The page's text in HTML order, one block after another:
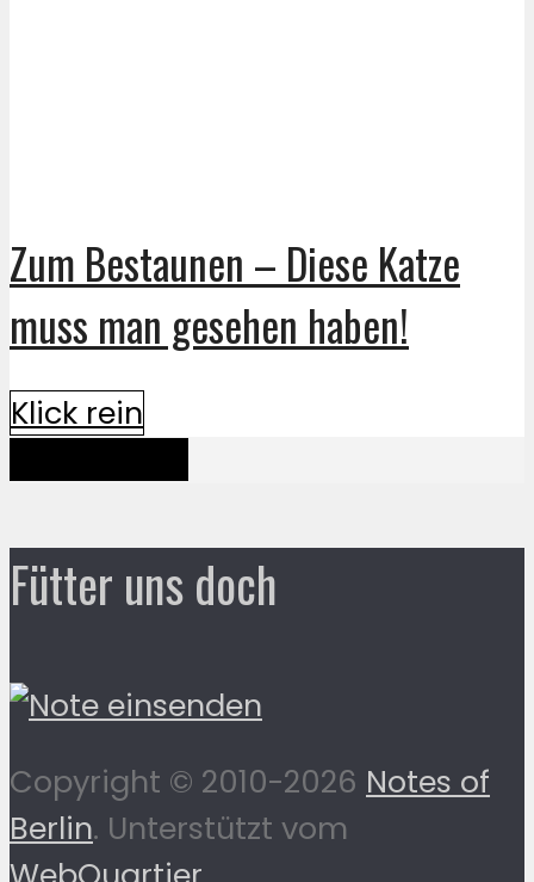
Zum Bestaunen – Diese Katze
muss man gesehen haben!
Klick rein
Fütter uns doch
Copyright © 2010-2026 Notes of
Berlin. Unterstützt vom